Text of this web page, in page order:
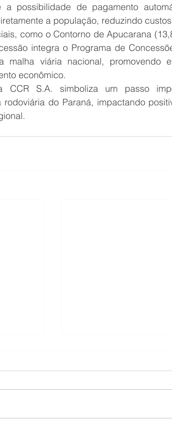
a possibilidade de pagamento
a população, reduzindo
como o Contorno de Apucarana
integra o Programa de
malha viária nacional, promovendo
econômico.
CCR S.A. simboliza um passo
rodoviária do Paraná, impactando